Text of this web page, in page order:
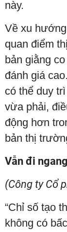
này.
Về xu
quan điểm
bản giằng
đánh giá
có thể duy
vừa phải,
động hơn
bản thị
Vẫn đi ngang
(Công ty Cổ
“Chỉ số tạo
không có